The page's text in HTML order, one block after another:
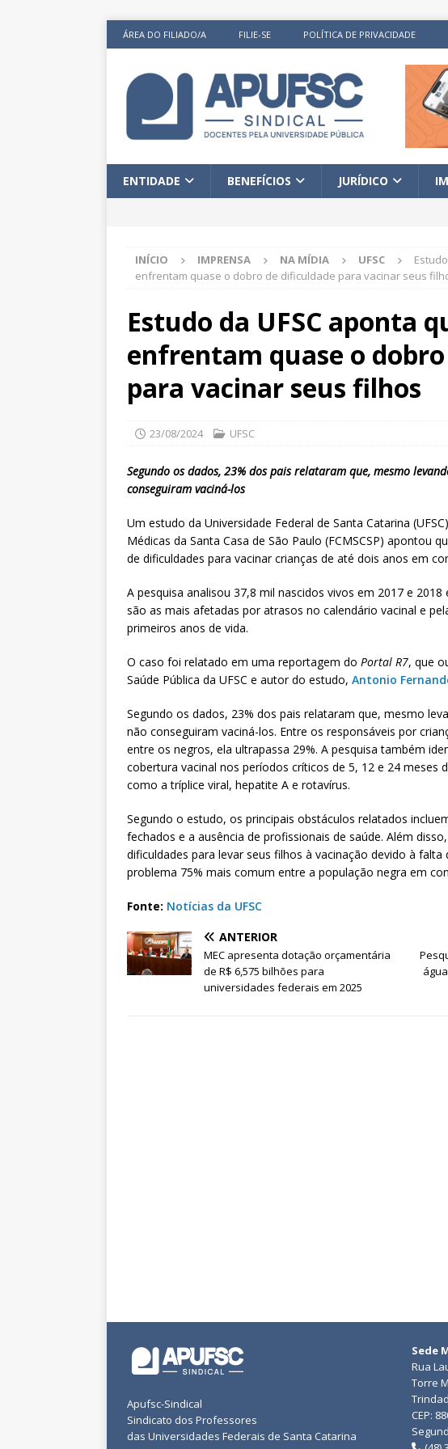
ÁREA DO FILIADO/A FILIE-SE POLÍTICA DE PRIVACIDADE
ENTIDADE BENEFÍCIOS JURÍDICO
INÍCIO IMPRENSA NA MÍDIA UFSC
enfrentam quase o dobro de dificuldade para vacinar seus
Estudo da UFSC aponta
enfrentam quase o
para vacinar seus filhos
23/08/2024 UFSC
Segundo os dados, 23% dos pais relataram que, mesmo
conseguiram vaciná-los
Um estudo da Universidade Federal de Santa Catarina
Médicas da Santa Casa de São Paulo (FCMSCSP) apontou
de dificuldades para vacinar crianças de até dois anos em
A pesquisa analisou 37,8 mil nascidos vivos em 2017 e
são as mais afetadas por atrasos no calendário vacinal e
primeiros anos de vida.
O caso foi relatado em uma reportagem do Portal R7, que
Saúde Pública da UFSC e autor do estudo, Antonio
Segundo os dados, 23% dos pais relataram que, mesmo
não conseguiram vaciná-los. Entre os responsáveis por
entre os negros, ela ultrapassa 29%. A pesquisa também
cobertura vacinal nos períodos críticos de 5, 12 e 24 meses
como a tríplice viral, hepatite A e rotavírus.
Segundo o estudo, os principais obstáculos relatados
fechados e a ausência de profissionais de saúde. Além
dificuldades para levar seus filhos à vacinação devido à
problema 75% mais comum entre a população negra em
Fonte: Notícias da UFSC
ANTERIOR
MEC apresenta dotação orçamentária
de R$ 6,575 bilhões para
universidades federais em 2025
Apufsc-Sindical
Sindicato dos Professores
das Universidades Federais de Santa Catarina
Sede
Rua
Torre
CEP: